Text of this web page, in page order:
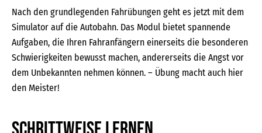
Nach den grundlegenden Fahrübungen geht es jetzt mit dem
Simulator auf die Autobahn. Das Modul bietet spannende
Aufgaben, die Ihren Fahranfängern einerseits die besonderen
Schwierigkeiten bewusst machen, andererseits die Angst vor
dem Unbekannten nehmen können. – Übung macht auch hier
den Meister!